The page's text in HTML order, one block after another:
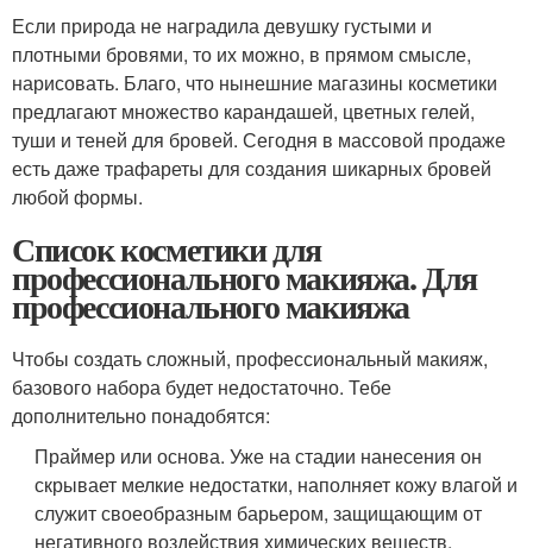
Если природа не наградила девушку густыми и
плотными бровями, то их можно, в прямом смысле,
нарисовать. Благо, что нынешние магазины косметики
предлагают множество карандашей, цветных гелей,
туши и теней для бровей. Сегодня в массовой продаже
есть даже трафареты для создания шикарных бровей
любой формы.
Список косметики для
профессионального макияжа. Для
профессионального макияжа
Чтобы создать сложный, профессиональный макияж,
базового набора будет недостаточно. Тебе
дополнительно понадобятся:
Праймер или основа. Уже на стадии нанесения он
скрывает мелкие недостатки, наполняет кожу влагой и
служит своеобразным барьером, защищающим от
негативного воздействия химических веществ,